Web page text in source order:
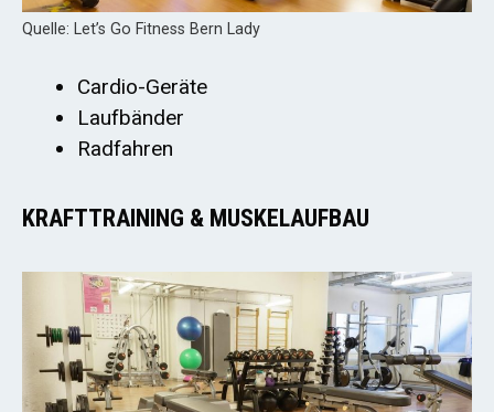
Quelle: Let’s Go Fitness Bern Lady
Cardio-Geräte
Laufbänder
Radfahren
KRAFTTRAINING & MUSKELAUFBAU